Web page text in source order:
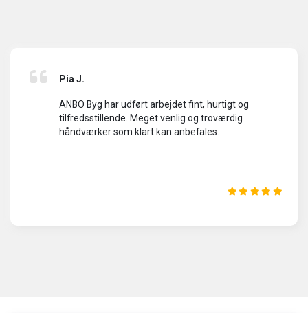
Pia J.
ANBO Byg har udført arbejdet fint, hurtigt og
tilfredsstillende. Meget venlig og troværdig
håndværker som klart kan anbefales.